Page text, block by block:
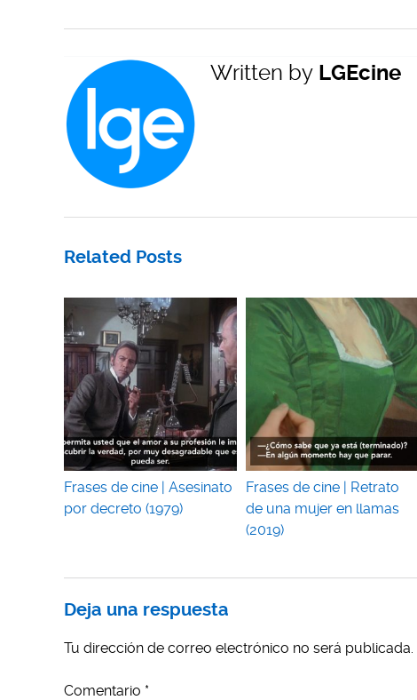
Written by LGEcine
Related Posts
Frases de cine | Asesinato
por decreto (1979)
Frases de cine | Retrato
de una mujer en llamas
(2019)
Deja una respuesta
Tu dirección de correo electrónico no será publicada.
Comentario *